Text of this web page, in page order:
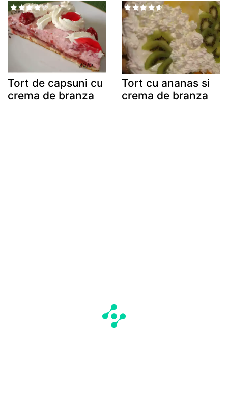
Tort de capsuni cu
crema de branza
Tort cu ananas si
crema de branza